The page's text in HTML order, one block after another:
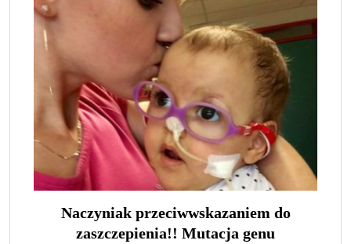
Naczyniak przeciwwskazaniem do
zaszczepienia!! Mutacja genu